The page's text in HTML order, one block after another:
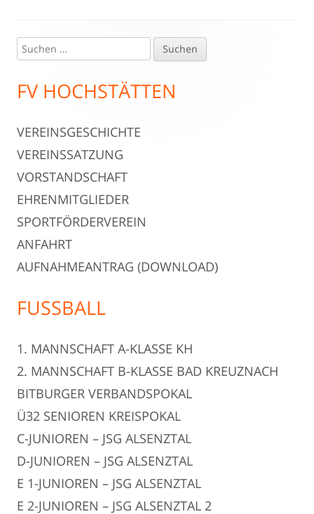
Haupt-
Seitenleiste
Suchen
nach:
FV HOCHSTÄTTEN
VEREINSGESCHICHTE
VEREINSSATZUNG
VORSTANDSCHAFT
EHRENMITGLIEDER
SPORTFÖRDERVEREIN
ANFAHRT
AUFNAHMEANTRAG (DOWNLOAD)
FUSSBALL
1. MANNSCHAFT A-KLASSE KH
2. MANNSCHAFT B-KLASSE BAD KREUZNACH
BITBURGER VERBANDSPOKAL
Ü32 SENIOREN KREISPOKAL
C-JUNIOREN – JSG ALSENZTAL
D-JUNIOREN – JSG ALSENZTAL
E 1-JUNIOREN – JSG ALSENZTAL
E 2-JUNIOREN – JSG ALSENZTAL 2